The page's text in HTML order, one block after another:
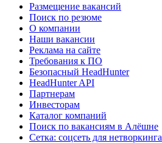
Размещение вакансий
Поиск по резюме
О компании
Наши вакансии
Реклама на сайте
Требования к ПО
Безопасный HeadHunter
HeadHunter API
Партнерам
Инвесторам
Каталог компаний
Поиск по вакансиям в Алёшне
Сетка: соцсеть для нетворкинга